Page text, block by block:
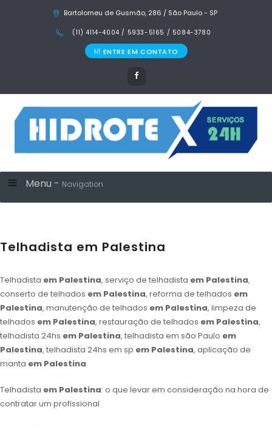
Bartolomeu de Gusmão, 286 / São Paulo - SP
(11) 4114-4004 / 5933-5165 / 5084-3780
ENTRE EM CONTATO
Menu - Navigation
Telhadista em Palestina
Telhadista em Palestina, serviço de telhadista em Palestina,
conserto de telhados em Palestina, reforma de telhados em
Palestina, manutenção de telhados em Palestina, limpeza de
telhados em Palestina, restauração de telhados em Palestina,
telhadista 24hs em Palestina, telhadista em são Paulo em
Palestina, telhadista 24hs em sp em Palestina, aplicação de
manta em Palestina.
Telhadista em Palestina: o que levar em consideração na hora de
contratar um profissional